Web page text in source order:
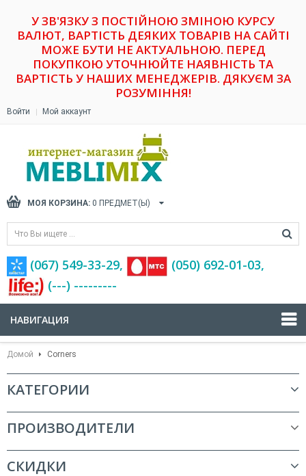
У ЗВ'ЯЗКУ З ПОСТІЙНОЮ ЗМІНОЮ КУРСУ
ВАЛЮТ, ВАРТІСТЬ ДЕЯКИХ ТОВАРІВ НА САЙТІ
МОЖЕ БУТИ НЕ АКТУАЛЬНОЮ. ПЕРЕД
ПОКУПКОЮ УТОЧНЮЙТЕ НАЯВНІСТЬ ТА
ВАРТІСТЬ У НАШИХ МЕНЕДЖЕРІВ. ДЯКУЄМ ЗА
РОЗУМІННЯ!
Войти Мой аккаунт
МОЯ КОРЗИНА: 0 ПРЕДМЕТ(Ы)
(067) 549-33-29,
(‎050) 692-01-03,
(---) ---------
НАВИГАЦИЯ
Домой Corners
КАТЕГОРИИ
ПРОИЗВОДИТЕЛИ
СКИДКИ